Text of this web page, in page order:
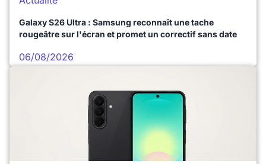
Galaxy S26 Ultra : Samsung reconnaît une tache
rougeâtre sur l'écran et promet un correctif sans date
06/08/2026